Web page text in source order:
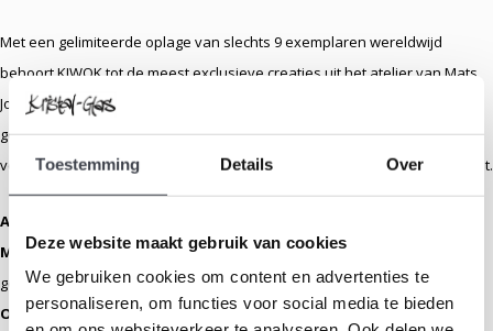
Toestemming Details Over
Deze website maakt gebruik van cookies
We gebruiken cookies om content en advertenties te
personaliseren, om functies voor social media te bieden
Met een gelimiteerde oplage van slechts 9 exemplaren wereldwijd
behoort KIWOK tot de meest exclusieve creaties uit het atelier van Mats
Jonasson. Elk exemplaar wordt met de hand vervaardigd in Zweden,
gesigneerd door de kunstenaar en vormt een uitzonderlijk
verzamelobject voor liefhebbers van moderne Scandinavische glaskunst.
Afmetingen:
Materiaal:Gegraveerd, gezandstraald en beschilderd kristalglas,
gecombineerd met gegoten en gepolijst staal
Oplage:Gelimiteerd tot 9 exemplaren wereldwijd